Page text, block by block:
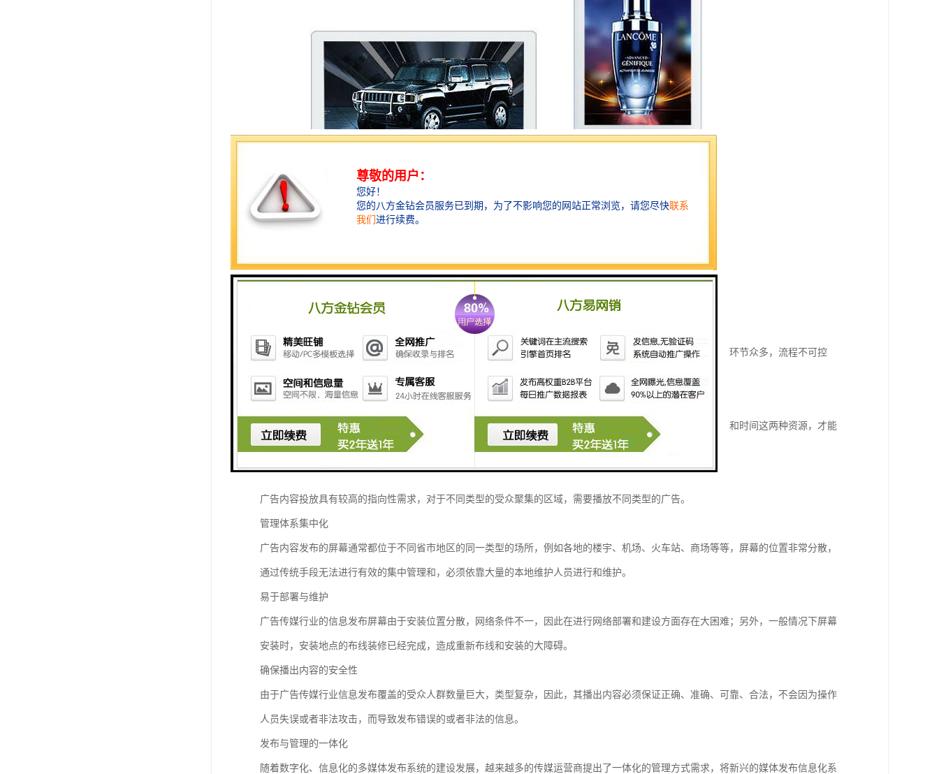
传统的发布模式涉及到广告传媒运营商的多个部门，以及多个第三方公司的协同工作，因此，整个发布流程的环节众多，流程不可控
制；而且，一旦某个环节出现问题，会大影响广告发布的进度。从而损害运营商和客户利益。
屏幕与时间资源利用
作为发布载体的屏幕和作为关键业务指标的时间，对于广告传媒行业来说是为重要的资源，只有充分利用屏幕和时间这两种资源，才能
提升广告传媒运营商的价值和收益。
广告投放率提高
广告内容投放具有较高的指向性需求，对于不同类型的受众聚集的区域，需要播放不同类型的广告。
管理体系集中化
广告内容发布的屏幕通常都位于不同省市地区的同一类型的场所，例如各地的楼宇、机场、火车站、商场等等，屏幕的位置非常分散，
通过传统手段无法进行有效的集中管理和，必须依靠大量的本地维护人员进行和维护。
易于部署与维护
广告传媒行业的信息发布屏幕由于安装位置分散，网络条件不一，因此在进行网络部署和建设方面存在大困难；另外，一般情况下屏幕
安装时，安装地点的布线装修已经完成，造成重新布线和安装的大障碍。
确保播出内容的安全性
由于广告传媒行业信息发布覆盖的受众人群数量巨大，类型复杂，因此，其播出内容必须保证正确、准确、可靠、合法，不会因为操作
人员失误或者非法攻击，而导致发布错误的或者非法的信息。
发布与管理的一体化
随着数字化、信息化的多媒体发布系统的建设发展，越来越多的传媒运营商提出了一体化的管理方式需求，将新兴的媒体发布信息化系